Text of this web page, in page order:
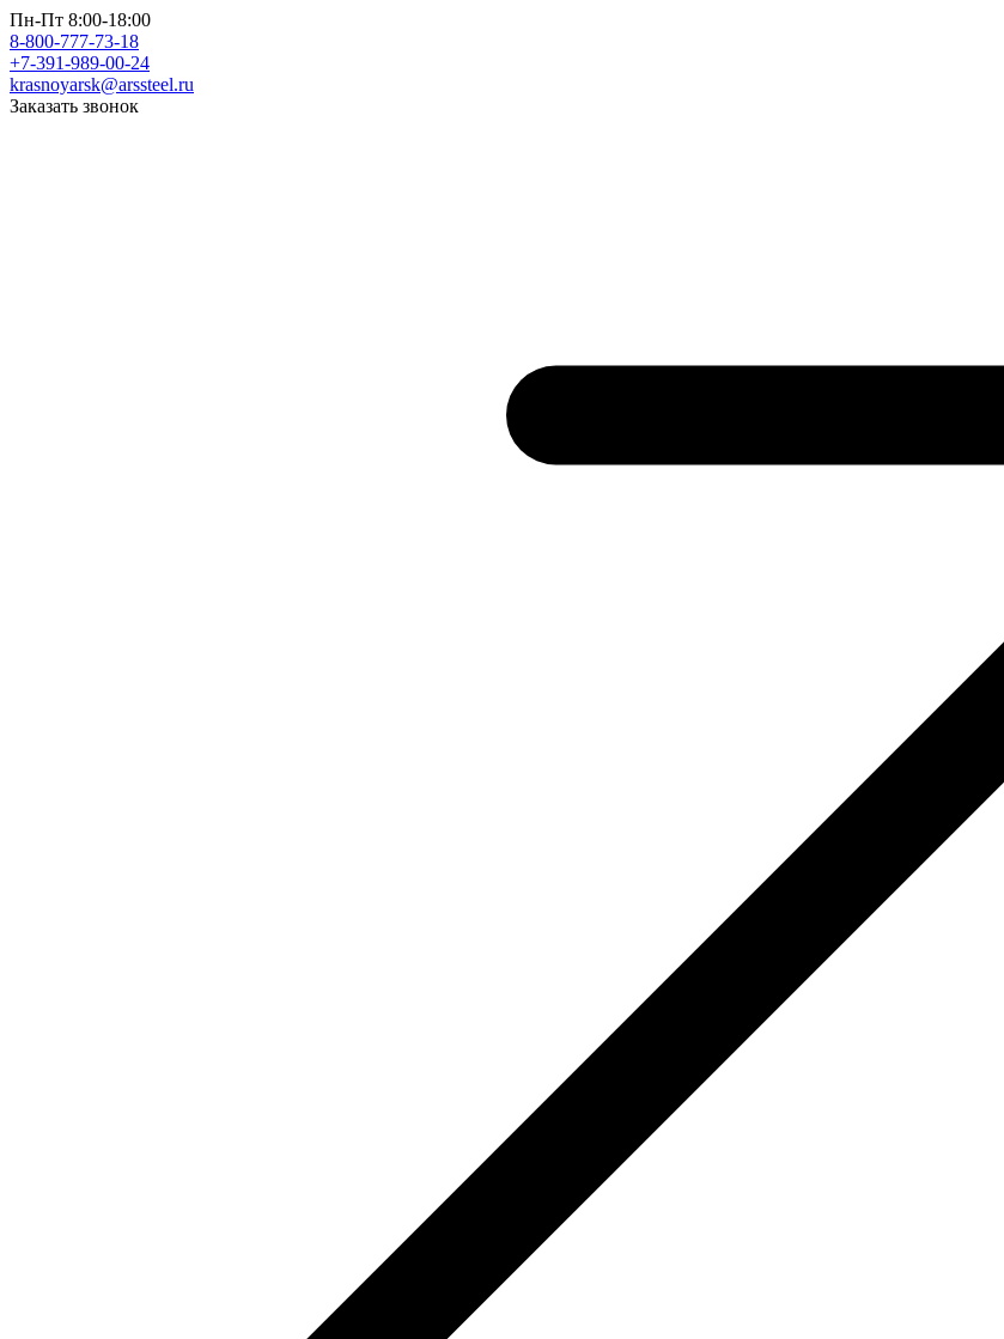
Пн-Пт 8:00-18:00
8-800-777-73-18
+7-391-989-00-24
krasnoyarsk@arssteel.ru
Заказать звонок